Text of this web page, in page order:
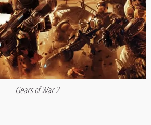
Gears of War 2